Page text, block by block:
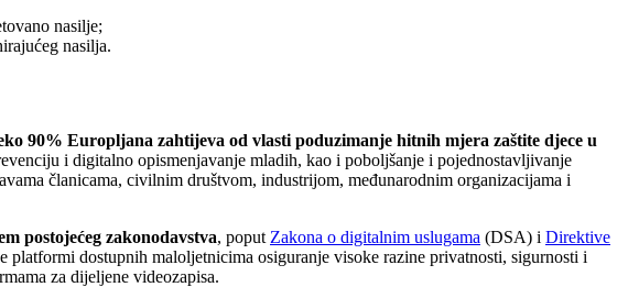
nasilje;
nasilja.
90% Europljana zahtijeva od vlasti poduzimanje hitnih mjera zaštite djece u
i digitalno opismenjavanje mladih, kao i poboljšanje i pojednostavljivanje
članicama, civilnim društvom, industrijom, međunarodnim organizacijama i
postojećeg zakonodavstva, poput Zakona o digitalnim uslugama (DSA) i Direktive
platformi dostupnih maloljetnicima osiguranje visoke razine privatnosti, sigurnosti i
za dijeljene videozapisa.